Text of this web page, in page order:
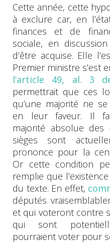
Cette année, cette
à exclure car, en
finances et de
sociale, en
d’être acquise. Elle
Premier ministre s’est
l’article 49, al. 3
permettrait que ces
qu’une majorité ne
en leur faveur. Il
majorité absolue
sièges sont
prononce pour la
Or cette condition
remplie que
du texte. En effet,
députés
et qui voteront contre
qui sont
pourraient voter pour